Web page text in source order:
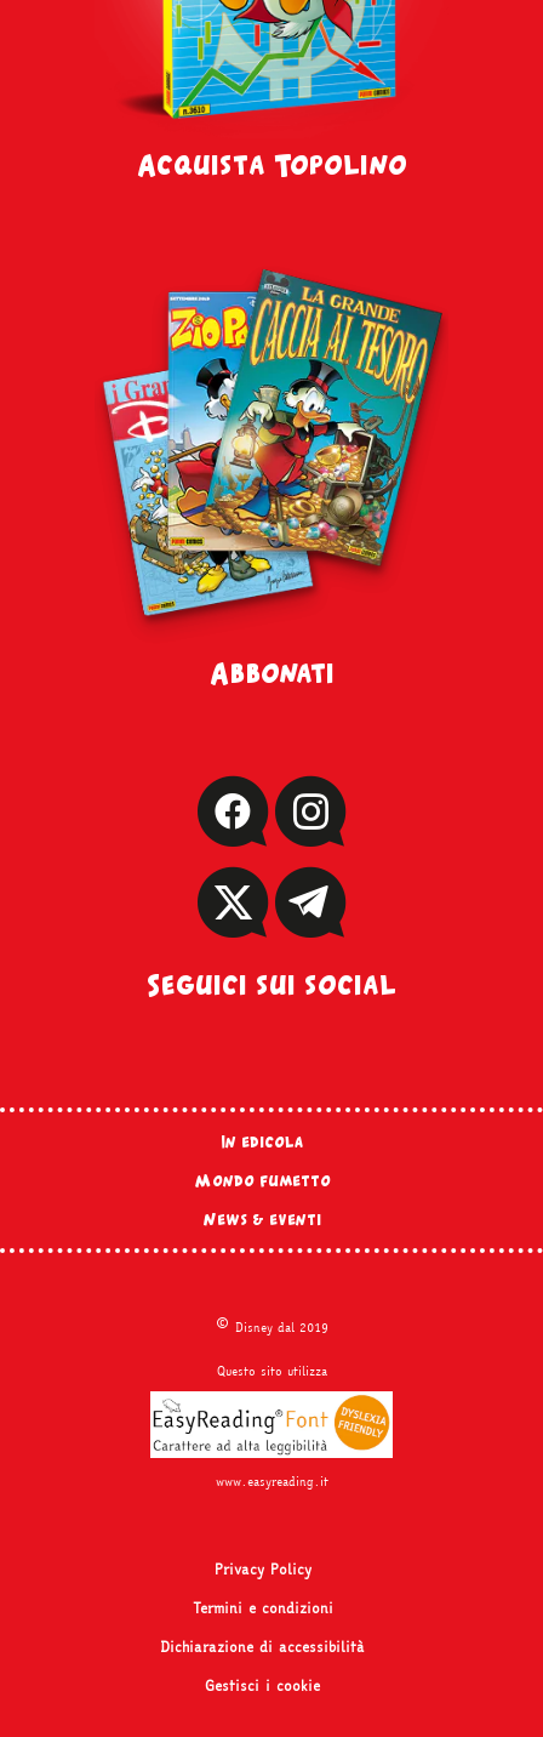
Acquista Topolino
Abbonati
Seguici sui social
In edicola
Mondo fumetto
News & eventi
© Disney dal 2019
Questo sito utilizza
www.easyreading.it
Privacy Policy
Termini e condizioni
Dichiarazione di accessibilità
Gestisci i cookie